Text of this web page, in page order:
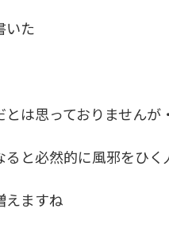
いた
は思っておりませんが
ると必然的に風邪をひく
えますね